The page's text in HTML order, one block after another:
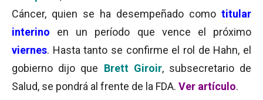
Cáncer, quien se ha desempeñado como titular
interino en un período que vence el próximo
viernes. Hasta tanto se confirme el rol de Hahn, el
gobierno dijo que Brett Giroir, subsecretario de
Salud, se pondrá al frente de la FDA. Ver artículo.